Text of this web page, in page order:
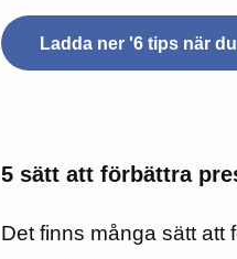
Ladda ner '6 tips när
5 sätt att förbättra
Det finns många sätt att